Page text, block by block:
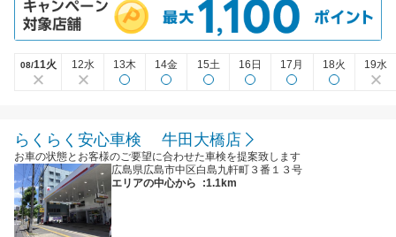
08/11火 12水 13木 14金 15土 16日 17月 18火 19水
らくらく安心車検 牛田大橋店
お車の状態とお客様のご要望に合わせた車検を提案致します
広島県広島市中区白島九軒町３番１３号
エリアの中心から
:1.1km